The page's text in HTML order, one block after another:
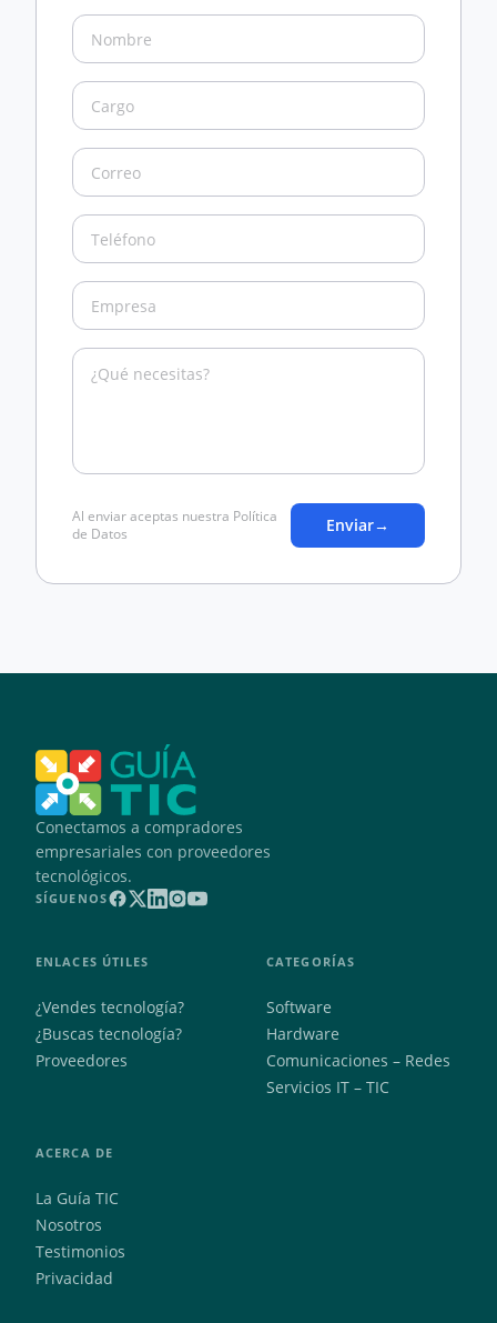
Al enviar aceptas nuestra Política
de Datos
Enviar→
Conectamos a compradores
empresariales con proveedores
tecnológicos.
SÍGUENOS
ENLACES ÚTILES
¿Vendes tecnología?
¿Buscas tecnología?
Proveedores
CATEGORÍAS
Software
Hardware
Comunicaciones – Redes
Servicios IT – TIC
ACERCA DE
La Guía TIC
Nosotros
Testimonios
Privacidad